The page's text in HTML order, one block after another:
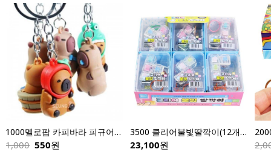
1000멜로팝 카피바라 피규어키링-낱개
1,000 550원
3500 클리어불빛딸깍이(12개입)
23,100원